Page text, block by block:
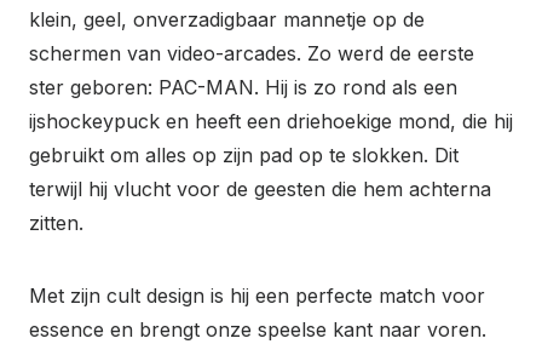
klein, geel, onverzadigbaar mannetje op de
schermen van video-arcades. Zo werd de eerste
ster geboren: PAC-MAN. Hij is zo rond als een
ijshockeypuck en heeft een driehoekige mond, die hij
gebruikt om alles op zijn pad op te slokken. Dit
terwijl hij vlucht voor de geesten die hem achterna
zitten.
Met zijn cult design is hij een perfecte match voor
essence en brengt onze speelse kant naar voren.